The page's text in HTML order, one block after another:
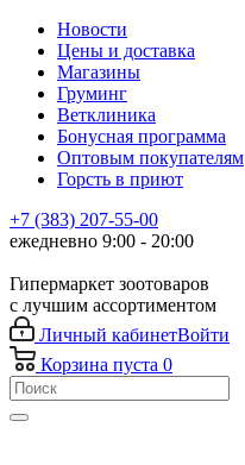
Новости
Цены и доставка
Магазины
Груминг
Ветклиника
Бонусная программа
Оптовым покупателям
Горсть в приют
+7 (383) 207-55-00
ежедневно 9:00 - 20:00
Гипермаркет зоотоваров
с лучшим ассортиментом
Личный кабинетВойти
Корзина пуста 0